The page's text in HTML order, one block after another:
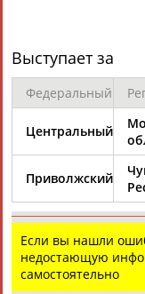
Каримжан
АБДРАХМАНОВ
Аделя
Рамазан
АБДУЛАЕВ
Тагир
Выступает за
Федеральный
Центральный
Приволжский
Если вы нашли
недостающую
самостоятельно